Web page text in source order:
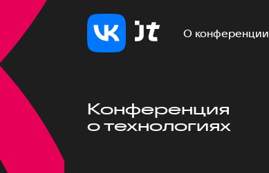
О конференции
Конференция
о технологиях